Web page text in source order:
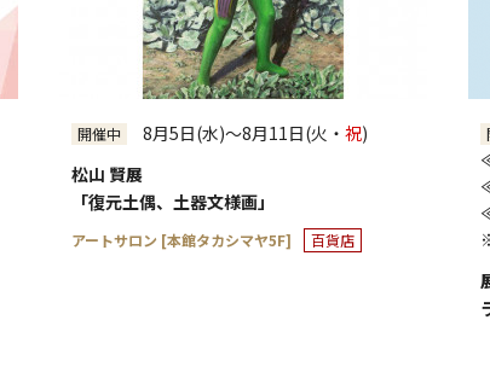
開催中 8月5日(水)～8月11日(火・ 祝)
松山 賢展
「復元土偶、土器文様画」
アートサロン [本館タカシマヤ5F] 百貨店